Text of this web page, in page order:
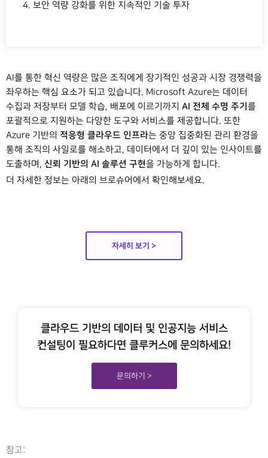
보안 역량 강화를 위한 지속적인 기술 투자
AI를 통한 혁신 역량은 많은 조직에게 장기적인 성공과 시장 경쟁력을
좌우하는 핵심 요소가 되고 있습니다. Microsoft Azure는 데이터
수집과 저장부터 모델 학습, 배포에 이르기까지 AI 전체 수명 주기 를
포괄적으로 지원하는 다양한 도구와 서비스를 제공합니다. 또한
Azure 기반의 적응형 클라우드 인프라는 중앙 집중화된 관리 환경을
통해 조직의 사일로를 해소하고, 데이터에서 더 깊이 있는 인사이트를
도출하며, 신뢰 기반의 AI 솔루션 구현을 가능하게 합니다.
더 자세한 정보는 아래의 브로슈어에서 확인해보세요.
자세히 보기 >
클라우드 기반의 데이터 및 인공지능 서비스
컨설팅이 필요하다면 클루커스에 문의하세요!
문의하기 >
참고: